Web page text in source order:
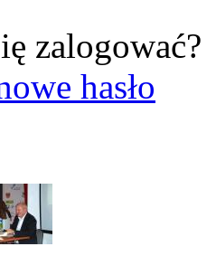
zalogować?
hasło